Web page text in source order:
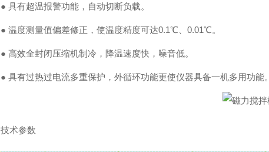
● 具有超温报警功能，自动切断负载。
● 温度测量值偏差修正，使温度精度可达0.1℃、0.01℃。
● 高效全封闭压缩机制冷，降温速度快，噪音低。
● 具有过热过电流多重保护，外循环功能更使仪器具备一机多用功能。
技术参数